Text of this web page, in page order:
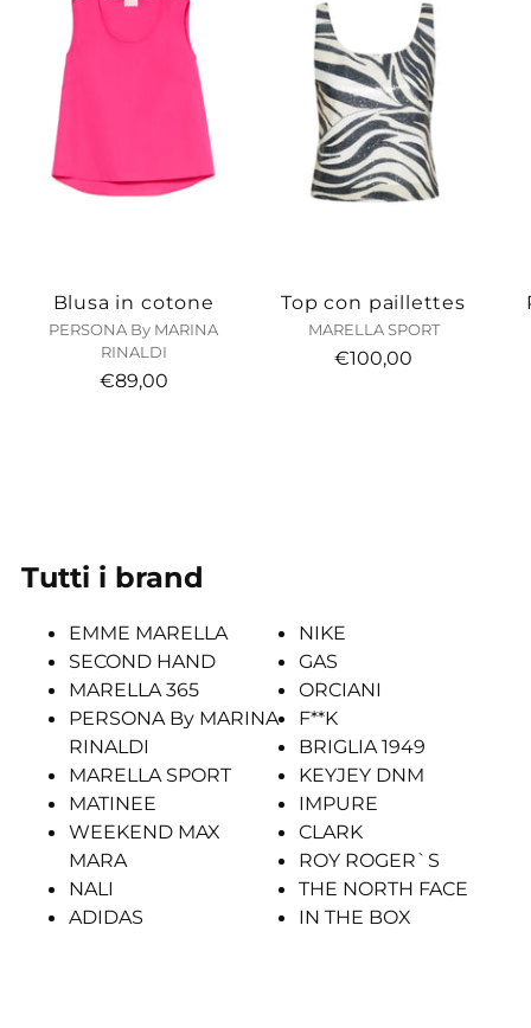
Blusa in cotone
PERSONA By MARINA
RINALDI
€89,00
Top con paillettes
MARELLA SPORT
€100,00
Tutti i brand
EMME MARELLA
SECOND HAND
MARELLA 365
PERSONA By MARINA
RINALDI
MARELLA SPORT
MATINEE
WEEKEND MAX
MARA
NALI
ADIDAS
NIKE
GAS
ORCIANI
F**K
BRIGLIA 1949
KEYJEY DNM
IMPURE
CLARK
ROY ROGER`S
THE NORTH FACE
IN THE BOX